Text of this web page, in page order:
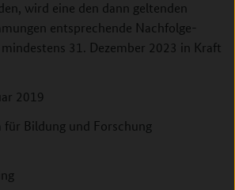
wird eine den dann geltenden
entsprechende Nachfolge-
31. Dezember 2023 in Kraft
2019
Bildung und Forschung